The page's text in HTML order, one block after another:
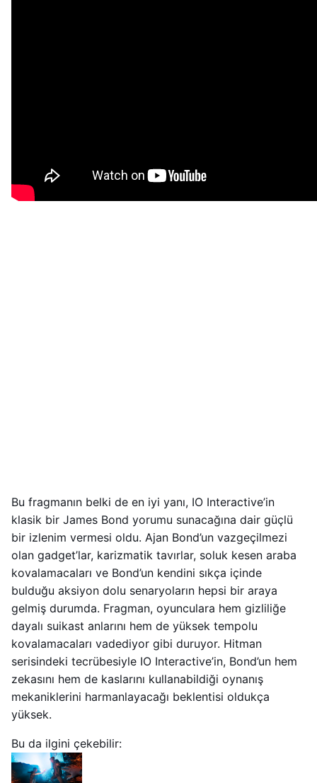
Bu fragmanın belki de en iyi yanı, IO Interactive’in
klasik bir James Bond yorumu sunacağına dair güçlü
bir izlenim vermesi oldu. Ajan Bond’un vazgeçilmezi
olan gadget’lar, karizmatik tavırlar, soluk kesen araba
kovalamacaları ve Bond’un kendini sıkça içinde
bulduğu aksiyon dolu senaryoların hepsi bir araya
gelmiş durumda. Fragman, oyunculara hem gizliliğe
dayalı suikast anlarını hem de yüksek tempolu
kovalamacaları vadediyor gibi duruyor. Hitman
serisindeki tecrübesiyle IO Interactive’in, Bond’un hem
zekasını hem de kaslarını kullanabildiği oynanış
mekaniklerini harmanlayacağı beklentisi oldukça
yüksek.
Bu da ilgini çekebilir: